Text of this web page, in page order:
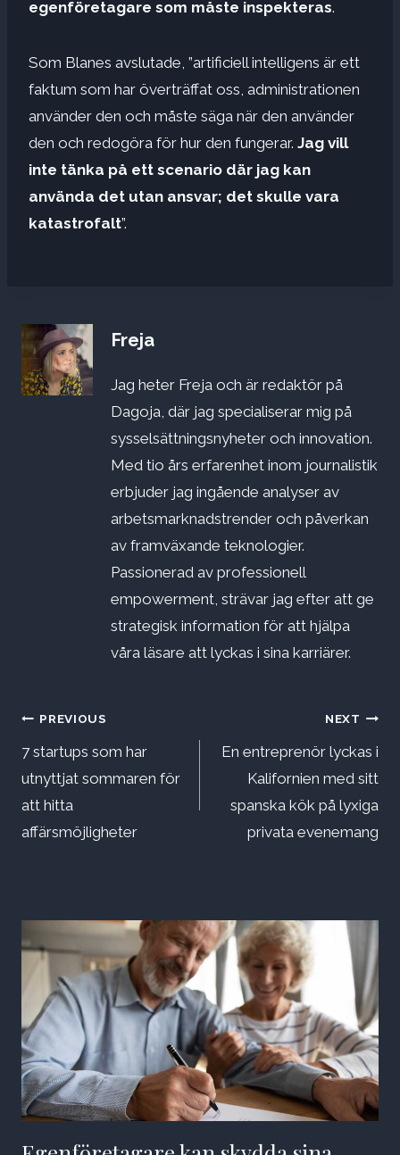
egenföretagare som måste inspekteras.
Som Blanes avslutade, ”artificiell intelligens är ett
faktum som har överträffat oss, administrationen
använder den och måste säga när den använder
den och redogöra för hur den fungerar. Jag vill
inte tänka på ett scenario där jag kan
använda det utan ansvar; det skulle vara
katastrofalt”.
Freja
Jag heter Freja och är redaktör på
Dagoja, där jag specialiserar mig på
sysselsättningsnyheter och innovation.
Med tio års erfarenhet inom journalistik
erbjuder jag ingående analyser av
arbetsmarknadstrender och påverkan
av framväxande teknologier.
Passionerad av professionell
empowerment, strävar jag efter att ge
strategisk information för att hjälpa
våra läsare att lyckas i sina karriärer.
Inläggsnavigering
PREVIOUS
7 startups som har
utnyttjat sommaren för
att hitta
affärsmöjligheter
NEXT
En entreprenör lyckas i
Kalifornien med sitt
spanska kök på lyxiga
privata evenemang